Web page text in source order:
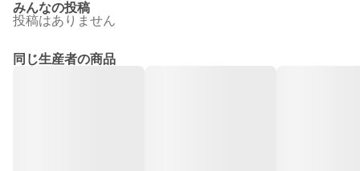
みんなの投稿
投稿はありません
同じ生産者の商品